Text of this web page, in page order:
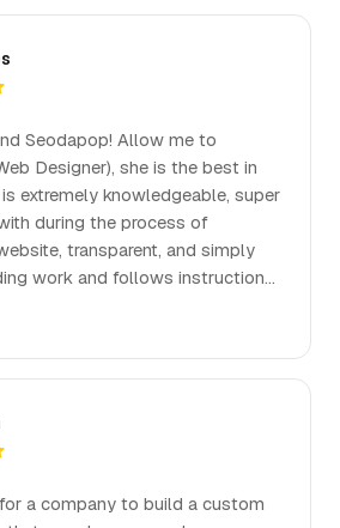
Allow me to
Designer), she is the best in
during the process of
transparent, and simply
work and follows instructions
you Alex for
and experience a pleasant one!
a company to build a custom